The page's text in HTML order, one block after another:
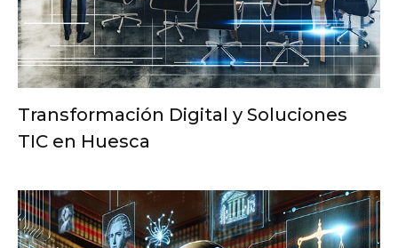
Transformación Digital y Soluciones
TIC en Huesca